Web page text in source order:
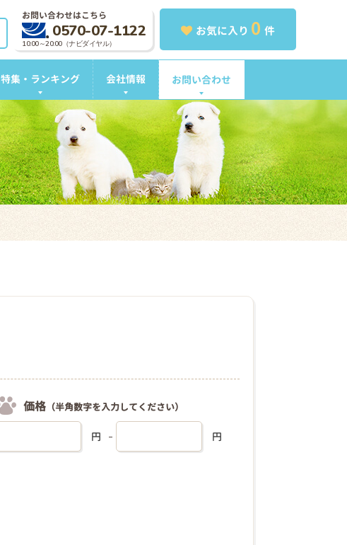
お気に入り 0 件
お問い合わせはこちら
0570-07-1122
10:00～20:00（ナビダイヤル）
特集・ランキング 会社情報 お問い合わせ
価格 （半角数字を入力してください）
円 円